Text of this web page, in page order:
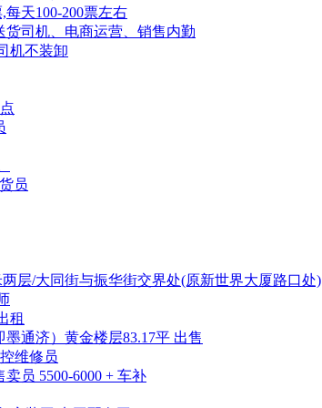
天100-200票左右
司机、电商运营、销售内勤
机不装卸
员
层/大同街与振华街交界处(原新世界大厦路口处)
租
通济）黄金楼层83.17平 出售
维修员
员 5500-6000 + 车补